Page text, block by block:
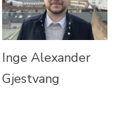
Inge Alexander
Gjestvang